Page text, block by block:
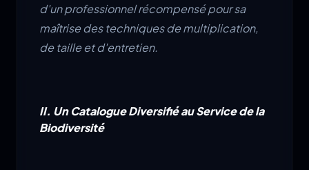
d'un professionnel récompensé pour sa
maîtrise des techniques de multiplication,
de taille et d'entretien.
II. Un Catalogue Diversifié au Service de la
Biodiversité